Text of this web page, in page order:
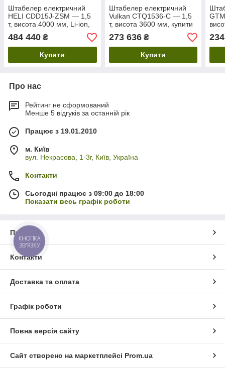
Штабелер електричний
HELI CDD15J-ZSM — 1,5
т, висота 4000 мм, Li-ion,
купити в Києві
484 440 ₴
Купити
Штабелер електричний
Vulkan CTQ1536-C — 1,5
т, висота 3600 мм, купити
в Києві
273 636₴
Купити
Про нас
Рейтинг не сформований
Менше 5 відгуків за останній рік
Працює з 19.01.2010
м. Київ
вул. Некрасова, 1-3г, Київ, Україна
Контакти
Сьогодні працює з 09:00 до 18:00
Показати весь графік роботи
Про нас
Контакти
Доставка та оплата
Графік роботи
Повна версія сайту
Сайт створено на маркетплейсі Prom.ua
КНОПКА
ЗВ'ЯЗКУ